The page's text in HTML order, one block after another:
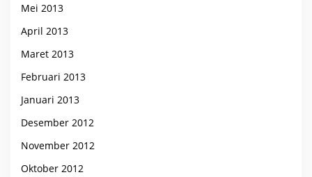
Mei 2013
April 2013
Maret 2013
Februari 2013
Januari 2013
Desember 2012
November 2012
Oktober 2012